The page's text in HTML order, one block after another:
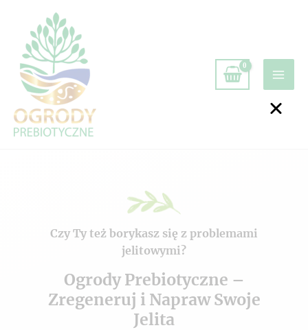
Czy Ty też borykasz się z problemami
jelitowymi?
Ogrody Prebiotyczne –
Zregeneruj i Napraw Swoje
Jelita